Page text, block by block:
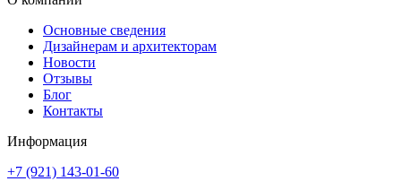
Основные сведения
Дизайнерам и архитекторам
Новости
Отзывы
Блог
Контакты
Информация
+7 (921) 143-01-60